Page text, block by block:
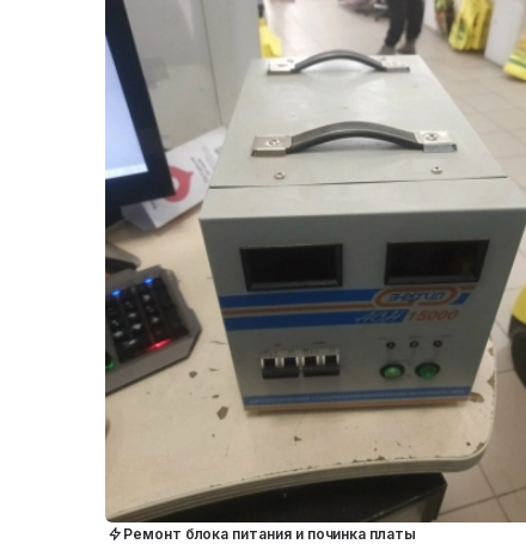
Ремонт блока питания и починка платы